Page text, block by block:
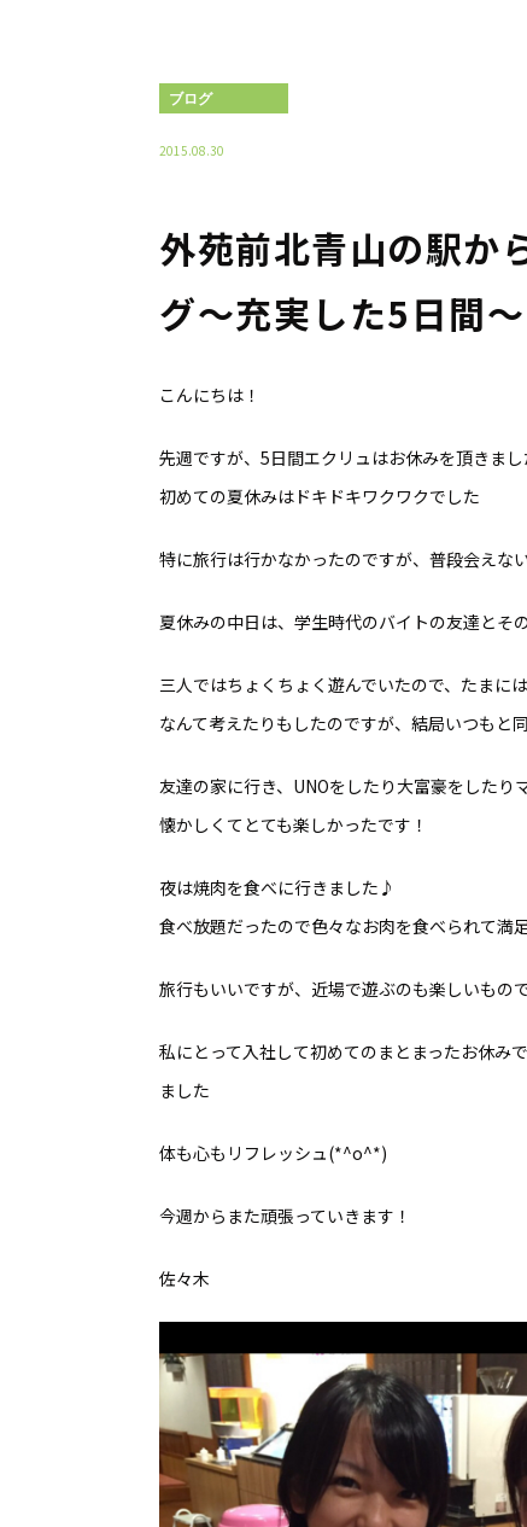
ブログ
2015.08.30
外苑前北青山の駅か
グ〜充実した5日間〜
こんにちは！
先週ですが、5日間エクリュはお休みを頂きま
初めての夏休みはドキドキワクワクでした
特に旅行は行かなかったのですが、普段会え
夏休みの中日は、学生時代のバイトの友達とそ
三人ではちょくちょく遊んでいたので、たまに
なんて考えたりもしたのですが、結局いつもと
友達の家に行き、UNOをしたり大富豪をしたり
懐かしくてとても楽しかったです！
夜は焼肉を食べに行きました♪
食べ放題だったので色々なお肉を食べられて満
旅行もいいですが、近場で遊ぶのも楽しいもの
私にとって入社して初めてのまとまったお休み
ました
体も心もリフレッシュ(*^o^*)
今週からまた頑張っていきます！
佐々木